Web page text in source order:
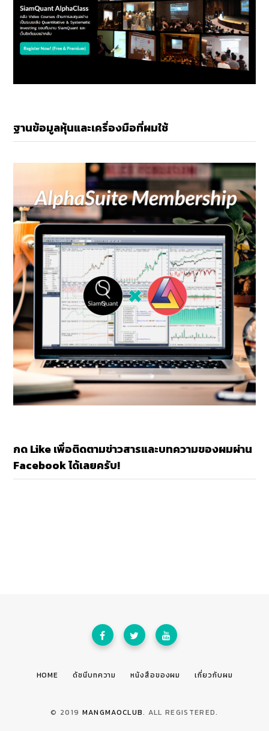
ฐานข้อมูลหุ้นและเครื่องมือที่ผมใช้
กด Like เพื่อติดตามข่าวสารและบทความของผมผ่าน
Facebook ได้เลยครับ!
HOME ดัชนีบทความ หนังสือของผม เกี่ยวกับผม
© 2019 MANGMAOCLUB. ALL REGISTERED.